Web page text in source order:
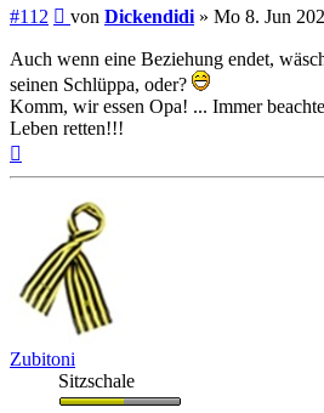
#112 Beitrag
von Dickendidi » Mo 8. Jun
Auch wenn eine Beziehung endet,
seinen Schlüppa, oder?
Komm, wir essen Opa! ... Immer
Leben retten!!!
Zubitoni
Sitzschale